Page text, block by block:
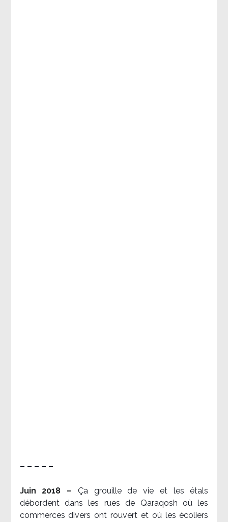
– – – – –
Juin 2018 – Ça grouille de vie et les étals
débordent dans les rues de Qaraqosh où les
commerces divers ont rouvert et où les écoliers